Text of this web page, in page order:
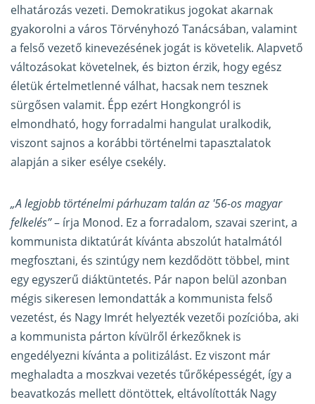
elhatározás vezeti. Demokratikus jogokat akarnak
gyakorolni a város Törvényhozó Tanácsában, valamint
a felső vezető kinevezésének jogát is követelik. Alapvető
változásokat követelnek, és bizton érzik, hogy egész
életük értelmetlenné válhat, hacsak nem tesznek
sürgősen valamit. Épp ezért Hongkongról is
elmondható, hogy forradalmi hangulat uralkodik,
viszont sajnos a korábbi történelmi tapasztalatok
alapján a siker esélye csekély.
„A legjobb történelmi párhuzam talán az '56-os magyar
felkelés”– írja Monod. Ez a forradalom, szavai szerint, a
kommunista diktatúrát kívánta abszolút hatalmától
megfosztani, és szintúgy nem kezdődött többel, mint
egy egyszerű diáktüntetés. Pár napon belül azonban
mégis sikeresen lemondatták a kommunista felső
vezetést, és Nagy Imrét helyezték vezetői pozícióba, aki
a kommunista párton kívülről érkezőknek is
engedélyezni kívánta a politizálást. Ez viszont már
meghaladta a moszkvai vezetés tűrőképességét, így a
beavatkozás mellett döntöttek, eltávolították Nagy